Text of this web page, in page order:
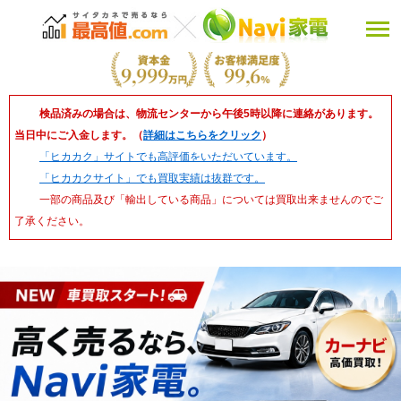
検品済みの場合は、物流センターから午後5時以降に連絡があります。
当日中にご入金します。（詳細はこちらをクリック ）
「ヒカカク」サイトでも高評価をいただいています。
「ヒカカクサイト」でも買取実績は抜群です。
一部の商品及び「輸出している商品」については買取出来ませんのでご
了承ください。